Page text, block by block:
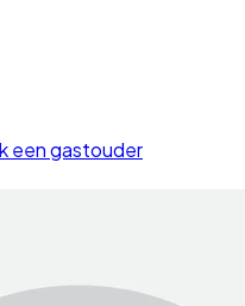
een gastouder